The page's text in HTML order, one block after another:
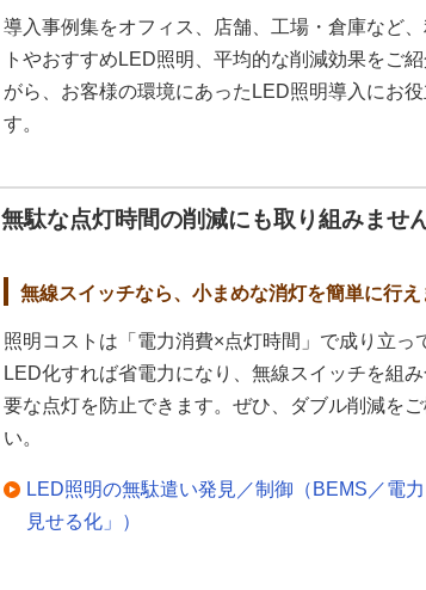
導入事例集をオフィス、店舗、工場・倉庫など
トやおすすめLED照明、平均的な削減効果をご
がら、お客様の環境にあったLED照明導入にお
す。
無駄な点灯時間の削減にも取り組みませ
無線スイッチなら、小まめな消灯を簡単に行え
照明コストは「電力消費×点灯時間」で成り立っ
LED化すれば省電力になり、無線スイッチを組
要な点灯を防止できます。ぜひ、ダブル削減をご
い。
LED照明の無駄遣い発見／制御（BEMS／電力
見せる化」）